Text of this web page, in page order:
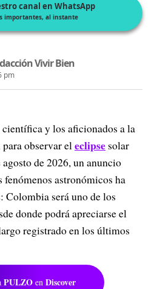
canal en WhatsApp
importantes, al instante
Vivir Bien
pm
y los aficionados a la
observar eleclipse solar
de 2026, un anuncio
astronómicos ha
Colombia será uno de los
donde podrá apreciarse el
registrado en los últimos
PULZO en Discover